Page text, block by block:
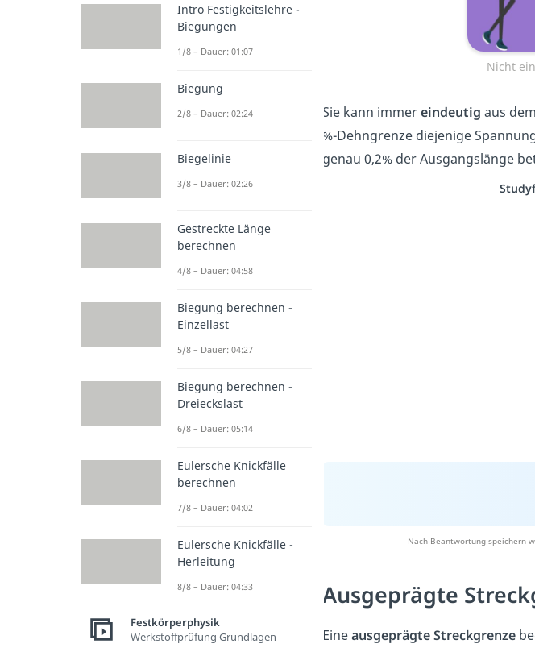
Nicht
Sie kann immereindeutig aus dem
%-Dehngrenze diejenige
genau 0,2% der Ausgangslänge
Nach Beantwortung speichern
Ausgeprägte
Eineausgeprägte Streckgrenze
Intro Festigkeitslehre -
Biegungen
1/8 – Dauer: 01:07
Biegung
2/8 – Dauer: 02:24
Biegelinie
3/8 – Dauer: 02:26
Gestreckte Länge
berechnen
4/8 – Dauer: 04:58
Biegung berechnen -
Einzellast
5/8 – Dauer: 04:27
Biegung berechnen -
Dreieckslast
6/8 – Dauer: 05:14
Eulersche Knickfälle
berechnen
7/8 – Dauer: 04:02
Eulersche Knickfälle -
Herleitung
8/8 – Dauer: 04:33
Festkörperphysik
Werkstoffprüfung Grundlagen